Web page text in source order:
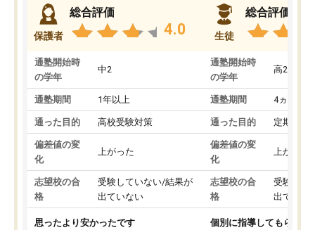
保護者
総合評価
4.0
通塾開始時
の学年
中2
通塾期間 1年以上
通った目的 高校受験対策
偏差値の変
化
上がった
志望校の合
格
受験していない/結果が
出ていない
思ったより安かったです
生徒
総合評価
通塾開始時
の学年
高2
通塾期間 4ヵ月～1
通った目的 定期テス
偏差値の変
化
上がった
志望校の合
格
受験して
出ていな
個別に指導してもらえる